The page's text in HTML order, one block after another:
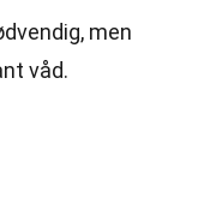
men
våd.